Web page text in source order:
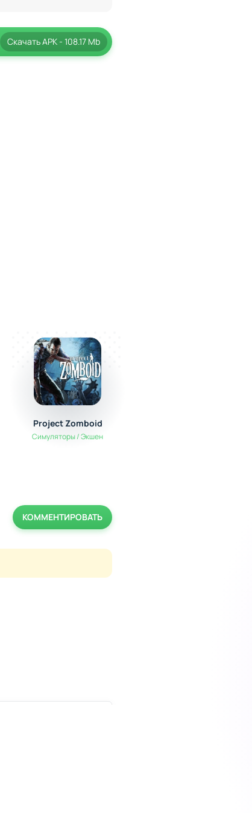
СкачатьAPK- 108.17 Mb
Project Zomboid
Симуляторы / Экшен
КОММЕНТИРОВАТЬ